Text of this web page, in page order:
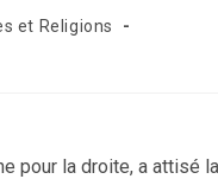
et Religions
pour la droite, a attisé la